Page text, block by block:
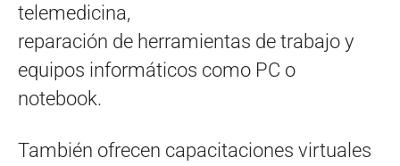
telemedicina,
reparación de herramientas de trabajo y
equipos informáticos como PC o
notebook.
También ofrecen capacitaciones virtuales